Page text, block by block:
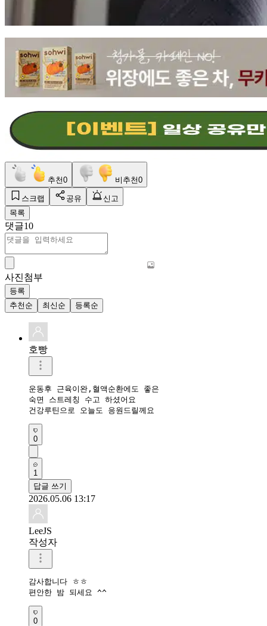
추천0 비추천0
스크랩 공유
신고
목록
댓글10
사진첨부
등록
추천순
최신순 등록순
호빵
운동후 근육이완,혈액순환에도 좋은
숙면 스트레칭 수고 하셨어요
건강루틴으로 오늘도 응원드릴께요
0
1
답글 쓰기
2026.05.06 13:17
LeeJS
작성자
감사합니다 ㅎㅎ
편안한 밤 되세요 ^^
0